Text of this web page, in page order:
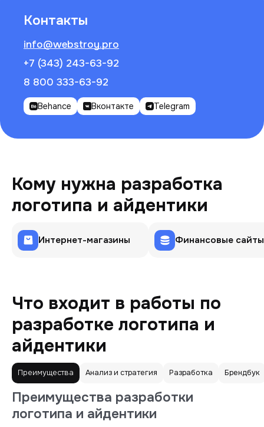
Контакты
info@webstroy.pro
+7 (343) 243-63-92
8 800 333-63-92
Behance Вконтакте Telegram
Кому нужна разработка
логотипа и айдентики
Интернет-магазины Финансовые сайты
Что входит в работы по
разработке логотипа и
айдентики
Преимущества Анализ и стратегия Разработка Брендбук
Преимущества разработки
логотипа и айдентики